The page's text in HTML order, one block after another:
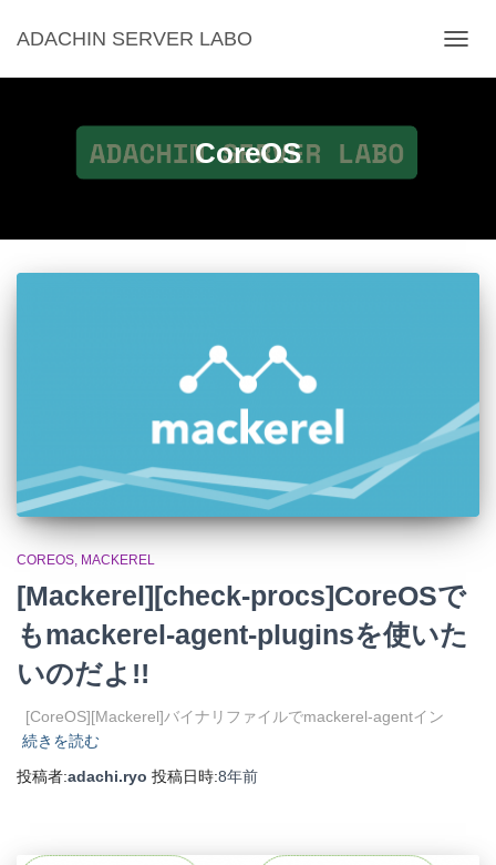
ADACHIN SERVER LABO
ビ
CoreOS
COREOS MACKEREL
[Mackerel][check-procs]CoreOSで
もmackerel-agent-pluginsを使いた
いのだよ!!
[CoreOS][Mackerel]バイナリファイルでmackerel-agentイン
続きを読む
投稿者:adachi.ryo 投稿日時:8年前